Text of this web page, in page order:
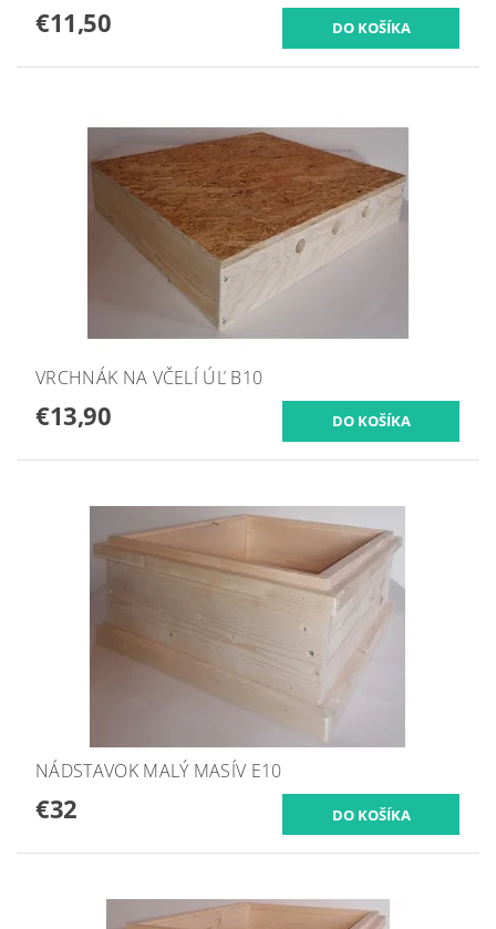
€11,50
VRCHNÁK NA VČELÍ ÚĽ B10
€13,90
NÁDSTAVOK MALÝ MASÍV E10
€32